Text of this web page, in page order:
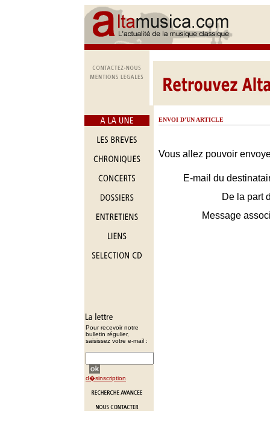
Pour recevoir notre
bulletin régulier,
saisissez votre e-mail :
d�sinscription
ENVOI D'UN ARTICLE
Vous allez pouvoir
E-mail du
De la part
Message